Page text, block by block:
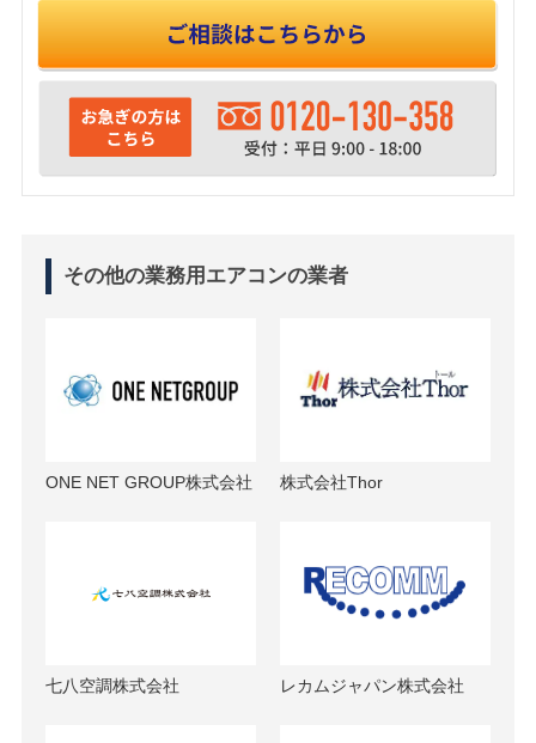
その他の業務用エアコンの業者
ONE NET GROUP株式会社 株式会社Thor
七八空調株式会社 レカムジャパン株式会社